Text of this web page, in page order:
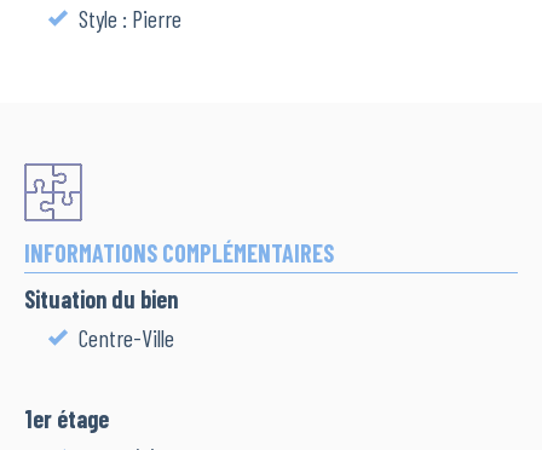
Style : Pierre
INFORMATIONS COMPLÉMENTAIRES
Situation du bien
Centre-Ville
1er étage